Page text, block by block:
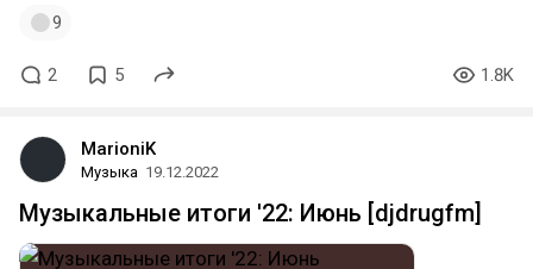
9
2 5 1.8K
MarioniK
Музыка 19.12.2022
Музыкальные итоги '22: Июнь [djdrugfm]